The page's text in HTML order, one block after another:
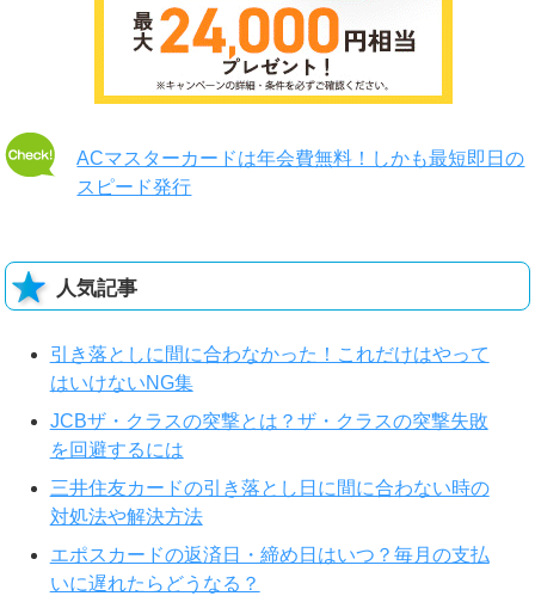
ACマスターカードは年会費無料！しかも最短即日の
スピード発行
人気記事
引き落としに間に合わなかった！これだけはやって
はいけないNG集
JCBザ・クラスの突撃とは？ザ・クラスの突撃失敗
を回避するには
三井住友カードの引き落とし日に間に合わない時の
対処法や解決方法
エポスカードの返済日・締め日はいつ？毎月の支払
いに遅れたらどうなる？